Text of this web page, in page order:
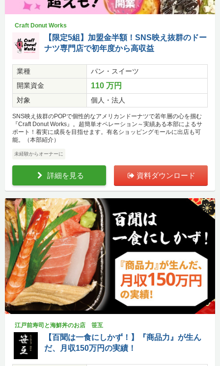
Craft Donut Works
【限定5組】加盟金半額！SNS映え抜群のドー
ナツ専門店で初年度から高収益
業種
パン・スイーツ
開業資金
110 万円
対象 個人・法人
SNS映え抜群のPOPで個性的なアメリカンドーナツで若年層の心を掴む
『Craft Donut Works』。超簡単オペレーション～実績ある本部によるサ
ポート！着実に成長を目指せます。有名ショッピングモールに出店も可
能。（本部紹介）
未経験からオーナーに
詳細を見る 資料ダウンロード
江戸前寿司と海鮮丼のお店 笹互
【百聞は一食にしかず！】『商品力』が生ん
だ、月収150万円の実績！